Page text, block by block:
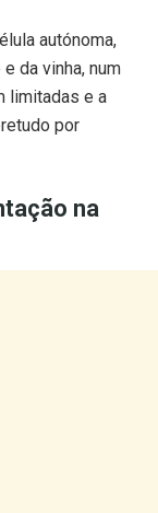
autónoma,
da vinha, num
limitadas e a
por
na